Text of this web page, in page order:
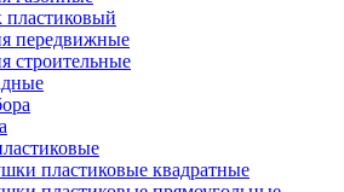
передвижные
строительные
пластиковые квадратные